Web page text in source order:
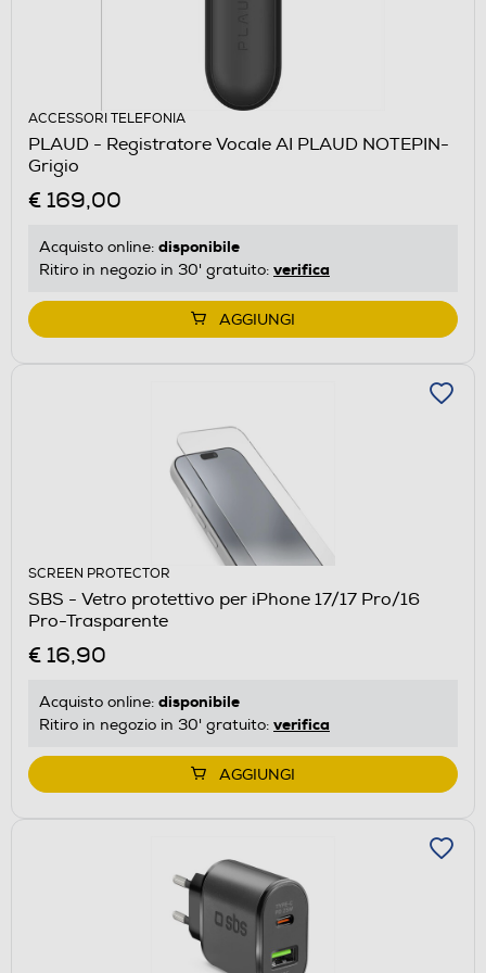
ACCESSORI TELEFONIA
PLAUD - Registratore Vocale AI PLAUD NOTEPIN-
Grigio
€ 169,00
Acquisto online: disponibile
Ritiro in negozio in 30' gratuito: verifica
AGGIUNGI
SCREEN PROTECTOR
SBS - Vetro protettivo per iPhone 17/17 Pro/16
Pro-Trasparente
€ 16,90
Acquisto online: disponibile
Ritiro in negozio in 30' gratuito: verifica
AGGIUNGI